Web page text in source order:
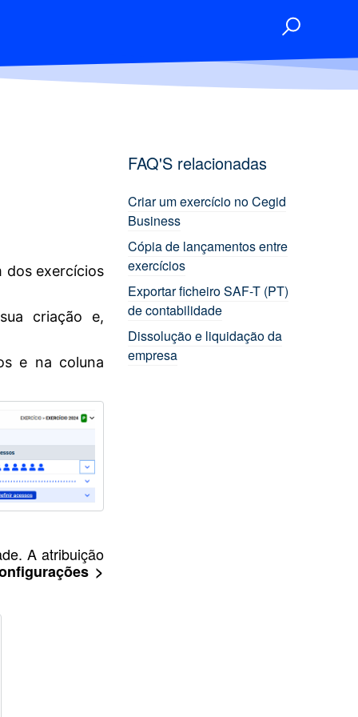
dos exercícios
criação e,
e na coluna
A atribuição
>
FAQ'S relacionadas
Criar um exercício no Cegid
Business
Cópia de lançamentos entre
exercícios
Exportar ficheiro SAF-T (PT)
de contabilidade
Dissolução e liquidação da
empresa